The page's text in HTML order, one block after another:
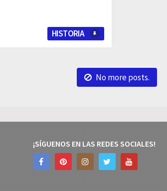
HISTORIA
No more posts.
¡SÍGUENOS EN LAS REDES SOCIALES!